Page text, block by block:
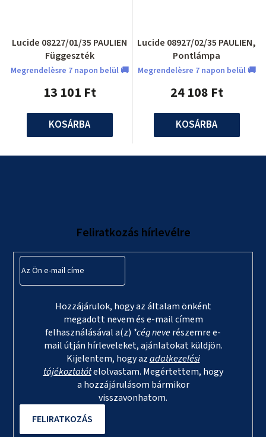
Lucide 08227/01/35 PAULIEN
Függeszték
Megrendelèsre 7 napon belül 🚚
13 101 Ft
KOSÁRBA
Lucide 08927/02/35 PAULIEN,
Pontlámpa
Megrendelèsre 7 napon belül 🚚
24 108 Ft
KOSÁRBA
Feliratkozás hírlevélre
Hozzájárulok, hogy az általam önként
megadott nevem és e-mail címem
felhasználásával a(z) *cég neverészemre e-
mail útján hírleveleket, ajánlatokat küldjön.
Kijelentem, hogy azadatkezelési
tájékoztatótelolvastam. Megértettem, hogy
a hozzájárulásom bármikor
visszavonhatom.
FELIRATKOZÁS